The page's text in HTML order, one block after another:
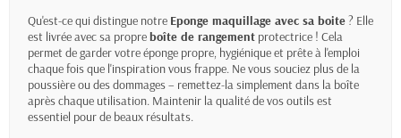
Qu'est-ce qui distingue notre Eponge maquillage avec sa boite? Elle
est livrée avec sa propreboîte de rangement protectrice ! Cela
permet de garder votre éponge propre, hygiénique et prête à l'emploi
chaque fois que l'inspiration vous frappe. Ne vous souciez plus de la
poussière ou des dommages – remettez-la simplement dans la boîte
après chaque utilisation. Maintenir la qualité de vos outils est
essentiel pour de beaux résultats.